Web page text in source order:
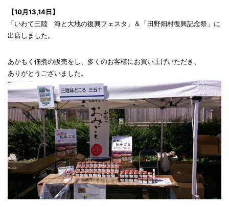
【10月13,14日】
「いわて三陸 海と大地の復興フェスタ」＆「田野畑村復興記念祭」に
出店しました。
あかもく佃煮の販売をし、多くのお客様にお買い上げいただき、
ありがとうございました。